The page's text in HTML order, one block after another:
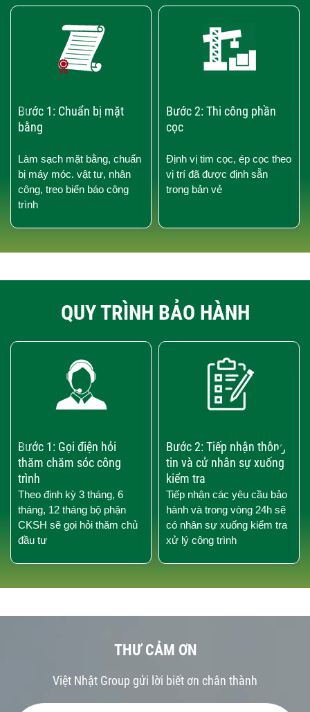
Bước 1: Chuẩn bị mặt
bằng
Làm sạch mặt bằng, chuẩn
bị máy móc. vật tư, nhân
công, treo biển báo công
trình
Bước 2: Thi công phần
cọc
Định vị tim cọc, ép cọc theo
vị trí đã được định sẵn
trong bản vẻ
›
‹
QUY TRÌNH BẢO HÀNH
Bước 1: Gọi điện hỏi
thăm chăm sóc công
trình
Theo định kỳ 3 tháng, 6
tháng, 12 tháng bộ phận
CKSH sẽ gọi hỏi thăm chủ
đầu tư
Bước 2: Tiếp nhận thông
tin và cử nhân sự xuống
kiểm tra
Tiếp nhận các yêu cầu bảo
hành và trong vòng 24h sẽ
có nhân sự xuống kiểm tra
xử lý công trình
›
‹
THƯ CẢM ƠN
Việt Nhật Group gửi lời biết ơn chân thành